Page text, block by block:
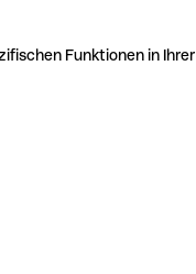
Funktionen in Ihrer